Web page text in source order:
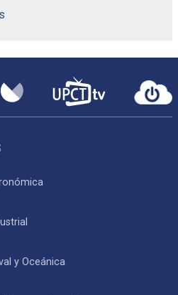
y Oceánica